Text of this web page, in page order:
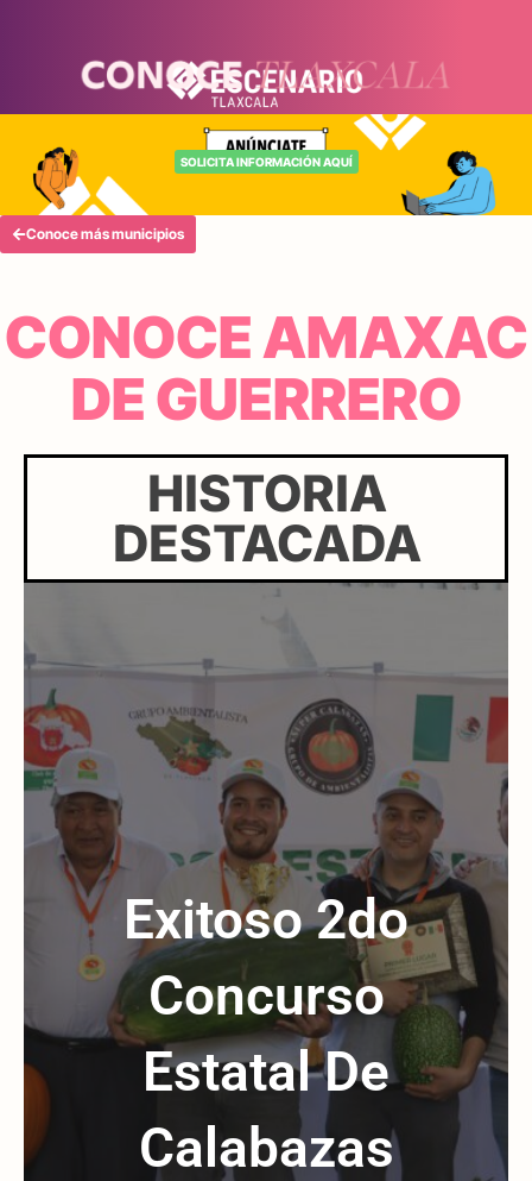
SOLICITA INFORMACIÓN AQUÍ
Conoce más municipios
CONOCE AMAXAC
DE GUERRERO
HISTORIA
DESTACADA
Exitoso 2do
Concurso
Estatal De
Calabazas